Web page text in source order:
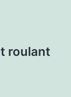
roulant